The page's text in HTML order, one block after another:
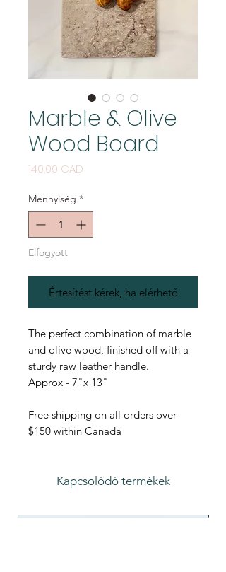
Marble & Olive
Wood Board
140,00 CAD
Mennyiség *
Elfogyott
Értesítést kérek, ha elérhető
The perfect combination of marble
and olive wood, finished off with a
sturdy raw leather handle.
Approx - 7"x 13"
Free shipping on all orders over
$150 within Canada
Kapcsolódó termékek